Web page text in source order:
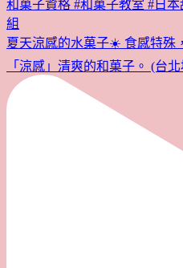
夏天涼感的水菓子☀️ 食感特殊
「涼感」清爽的和菓子。 (台